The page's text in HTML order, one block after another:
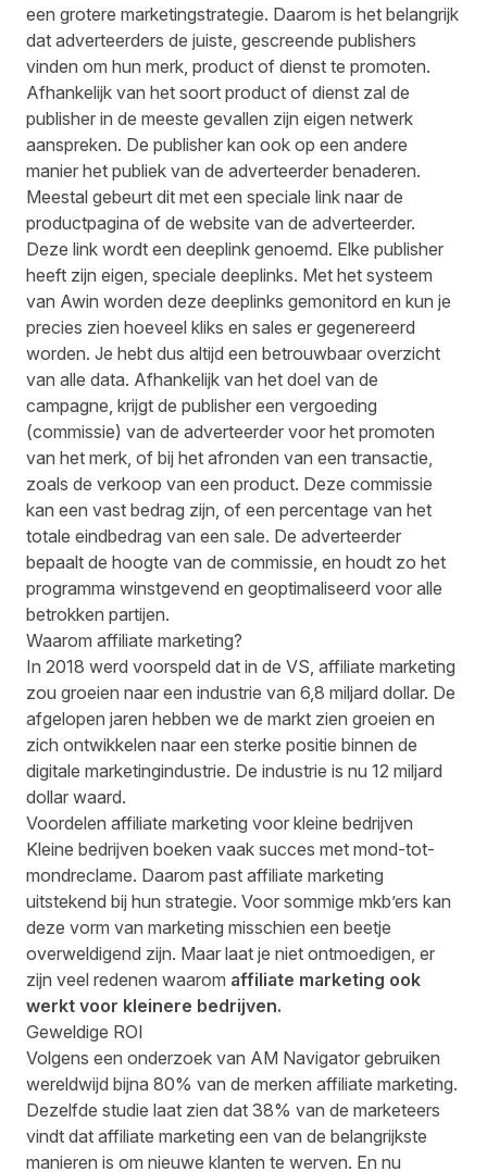
een grotere marketingstrategie. Daarom is het belangrijk
dat adverteerders de juiste, gescreende publishers
vinden om hun merk, product of dienst te promoten.
Afhankelijk van het soort product of dienst zal de
publisher in de meeste gevallen zijn eigen netwerk
aanspreken. De publisher kan ook op een andere
manier het publiek van de adverteerder benaderen.
Meestal gebeurt dit met een speciale link naar de
productpagina of de website van de adverteerder.
Deze link wordt een deeplink genoemd. Elke publisher
heeft zijn eigen, speciale deeplinks. Met het systeem
van Awin worden deze deeplinks gemonitord en kun je
precies zien hoeveel kliks en sales er gegenereerd
worden. Je hebt dus altijd een betrouwbaar overzicht
van alle data. Afhankelijk van het doel van de
campagne, krijgt de publisher een vergoeding
(commissie) van de adverteerder voor het promoten
van het merk, of bij het afronden van een transactie,
zoals de verkoop van een product. Deze commissie
kan een vast bedrag zijn, of een percentage van het
totale eindbedrag van een sale. De adverteerder
bepaalt de hoogte van de commissie, en houdt zo het
programma winstgevend en geoptimaliseerd voor alle
betrokken partijen.
Waarom affiliate marketing?
In 2018 werd voorspeld dat in de VS, affiliate marketing
zou groeien naar een industrie van 6,8 miljard dollar. De
afgelopen jaren hebben we de markt zien groeien en
zich ontwikkelen naar een sterke positie binnen de
digitale marketingindustrie. De industrie is nu 12 miljard
dollar waard.
Voordelen affiliate marketing voor kleine bedrijven
Kleine bedrijven boeken vaak succes met mond-tot-
mondreclame. Daarom past affiliate marketing
uitstekend bij hun strategie. Voor sommige mkb’ers kan
deze vorm van marketing misschien een beetje
overweldigend zijn. Maar laat je niet ontmoedigen, er
zijn veel redenen waarom affiliate marketing ook
werkt voor kleinere bedrijven.
Geweldige ROI
Volgens een onderzoek van AM Navigator gebruiken
wereldwijd bijna 80% van de merken affiliate marketing.
Dezelfde studie laat zien dat 38% van de marketeers
vindt dat affiliate marketing een van de belangrijkste
manieren is om nieuwe klanten te werven. En nu